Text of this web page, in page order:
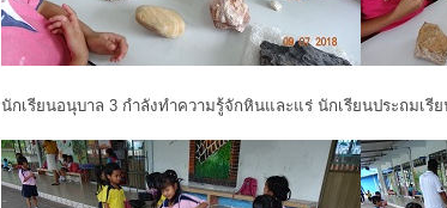
นักเรียนอนุบาล 3 กำลังทำความรู้จักหินและแร่ นักเรียนประถมเ